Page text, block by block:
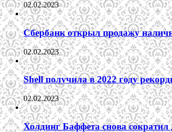
02.02.2023
Сбербанк открыл продажу
02.02.2023
Shell получила в 2022 году
02.02.2023
Холдинг Баффета снова